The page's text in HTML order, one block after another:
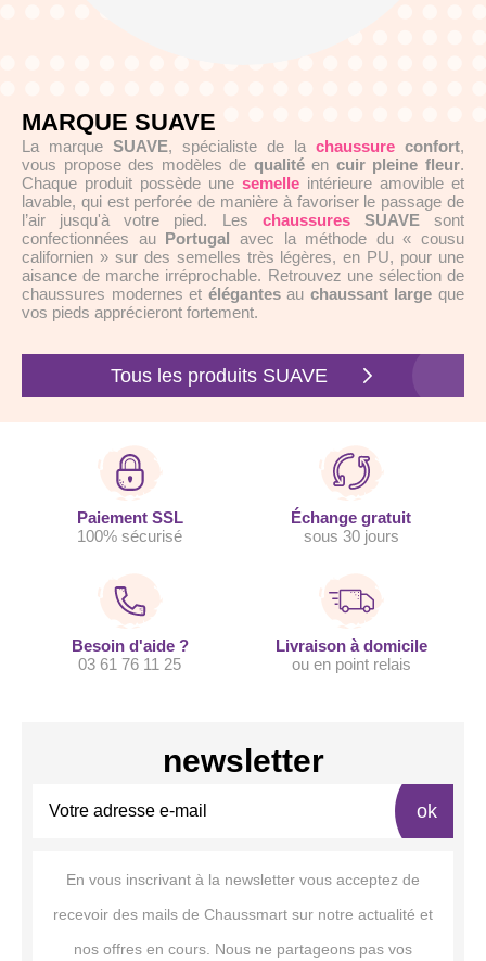
MARQUE SUAVE
La marque SUAVE, spécialiste de la chaussure confort,
vous propose des modèles de qualitéen cuir pleine fleur.
Chaque produit possède une semelle intérieure amovible et
lavable, qui est perforée de manière à favoriser le passage de
l’air jusqu'à votre pied. Les chaussuresSUAVEsont
confectionnées au Portugal avec la méthode du « cousu
californien » sur des semelles très légères, en PU, pour une
aisance de marche irréprochable. Retrouvez une sélection de
chaussures modernes et élégantesau chaussant large que
vos pieds apprécieront fortement.
Tous les produits SUAVE
Paiement SSL
100% sécurisé
Échange gratuit
sous 30 jours
Besoin d'aide ?
03 61 76 11 25
Livraison à domicile
ou en point relais
newsletter
ok
En vous inscrivant à la newsletter vous acceptez de
recevoir des mails de Chaussmart sur notre actualité et
nos offres en cours. Nous ne partageons pas vos